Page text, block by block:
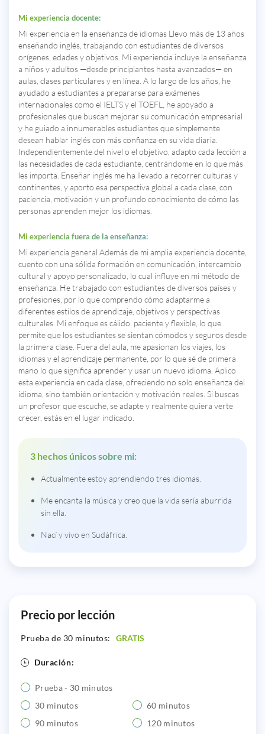
Mi experiencia docente:
Mi experiencia en la enseñanza de idiomas Llevo más de 13 años
enseñando inglés, trabajando con estudiantes de diversos
orígenes, edades y objetivos. Mi experiencia incluye la enseñanza
a niños y adultos —desde principiantes hasta avanzados— en
aulas, clases particulares y en línea. A lo largo de los años, he
ayudado a estudiantes a prepararse para exámenes
internacionales como el IELTS y el TOEFL, he apoyado a
profesionales que buscan mejorar su comunicación empresarial
y he guiado a innumerables estudiantes que simplemente
desean hablar inglés con más confianza en su vida diaria.
Independientemente del nivel o el objetivo, adapto cada lección a
las necesidades de cada estudiante, centrándome en lo que más
les importa. Enseñar inglés me ha llevado a recorrer culturas y
continentes, y aporto esa perspectiva global a cada clase, con
paciencia, motivación y un profundo conocimiento de cómo las
personas aprenden mejor los idiomas.
Mi experiencia fuera de la enseñanza:
Mi experiencia general Además de mi amplia experiencia docente,
cuento con una sólida formación en comunicación, intercambio
cultural y apoyo personalizado, lo cual influye en mi método de
enseñanza. He trabajado con estudiantes de diversos países y
profesiones, por lo que comprendo cómo adaptarme a
diferentes estilos de aprendizaje, objetivos y perspectivas
culturales. Mi enfoque es cálido, paciente y flexible, lo que
permite que los estudiantes se sientan cómodos y seguros desde
la primera clase. Fuera del aula, me apasionan los viajes, los
idiomas y el aprendizaje permanente, por lo que sé de primera
mano lo que significa aprender y usar un nuevo idioma. Aplico
esta experiencia en cada clase, ofreciendo no solo enseñanza del
idioma, sino también orientación y motivación reales. Si buscas
un profesor que escuche, se adapte y realmente quiera verte
crecer, estás en el lugar indicado.
3 hechos únicos sobre mi:
Actualmente estoy aprendiendo tres idiomas.
Me encanta la música y creo que la vida sería aburrida
sin ella.
Nací y vivo en Sudáfrica.
Precio por lección
Prueba de 30 minutos: GRATIS
Duración:
Prueba - 30 minutos
30 minutos
60 minutos
90 minutos
120 minutos